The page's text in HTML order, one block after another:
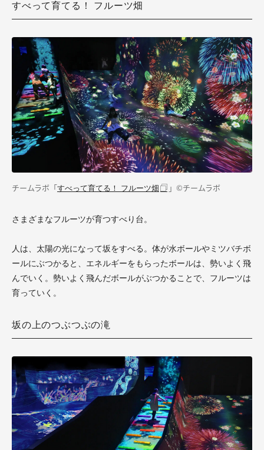
すべって育てる！ フルーツ畑
チームラボ「すべって育てる！ フルーツ畑 」©チームラボ
さまざまなフルーツが育つすべり台。
人は、太陽の光になって坂をすべる。体が水ボールやミツバチボ
ールにぶつかると、エネルギーをもらったボールは、勢いよく飛
んでいく。勢いよく飛んだボールがぶつかることで、フルーツは
育っていく。
坂の上のつぶつぶの滝